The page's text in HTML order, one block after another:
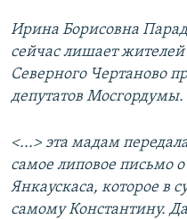
Ирина Борисовна
сейчас лишает
Северного Чертаново
депутатов Мосгордумы.
<...> эта мадам
самое липовое письмо
Янкаускаса, которое в
самому Константину.